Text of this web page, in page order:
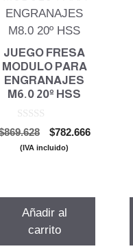
JUEGO FRESA
MODULO PARA
ENGRANAJES
M6.0 20º HSS
0
d
e
869.628
El
precio
$782.666El
(IVA incluido)
Añadir al
carrito